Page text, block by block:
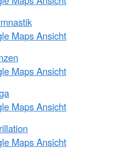
Maps Ansicht
Maps Ansicht
Maps Ansicht
Maps Ansicht